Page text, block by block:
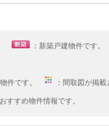
：新築戸建物件です
物件です。 ：間取図が掲
すすめ物件情報です。